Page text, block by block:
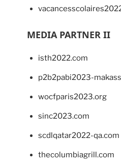
MEDIA PARTNER II
isth2022.com
p2b2pabi2023-
wocfparis2023.org
sinc2023.com
scdlqatar2022-qa.com
thecolumbiagrill.com